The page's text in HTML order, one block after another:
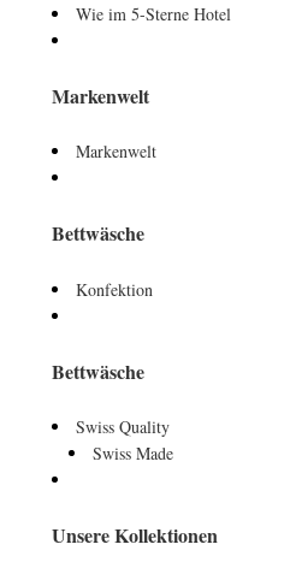
Wie im 5-Sterne Hotel
Markenwelt
Markenwelt
Bettwäsche
Konfektion
Bettwäsche
Swiss Quality
Swiss Made
Unsere Kollektionen